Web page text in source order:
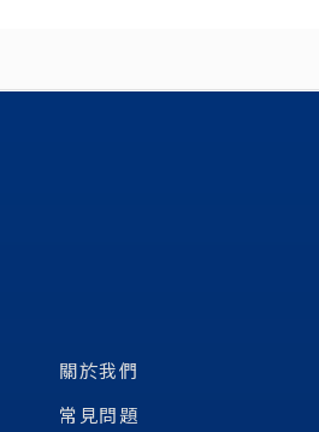
關於我們
常見問題